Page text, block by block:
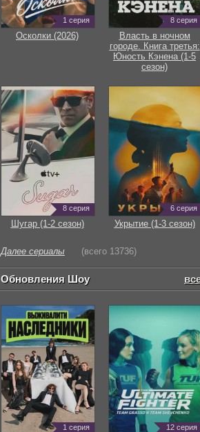
1 серия
Осколки (2026)
8 серия
Власть в ночном
городе. Книга третья:
Юность Кэнена (1-5
сезон)
8 серия
Шугар (1-2 сезон)
6 серия
Укрытие (1-3 сезон)
Далее сериалы (всего 13736)
Обновления Шоу
1 серия 12 серия